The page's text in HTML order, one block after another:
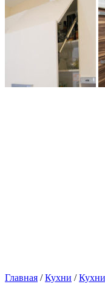
Главная /Кухни /